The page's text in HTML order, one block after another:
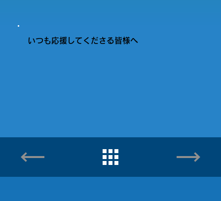
いつも応援してくださる皆様へ